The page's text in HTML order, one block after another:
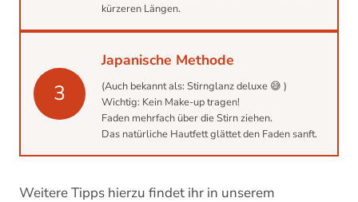
kürzeren Längen.
3
Japanische Methode
(Auch bekannt als: Stirnglanz deluxe 😅 )
Wichtig: Kein Make-up tragen!
Faden mehrfach über die Stirn ziehen.
Das natürliche Hautfett glättet den Faden sanft.
Weitere Tipps hierzu findet ihr in unserem